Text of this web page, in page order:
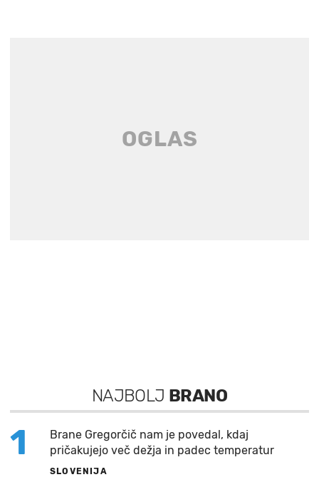
NAJBOLJ BRANO
1
Brane Gregorčič nam je povedal, kdaj
pričakujejo več dežja in padec temperatur
SLOVENIJA